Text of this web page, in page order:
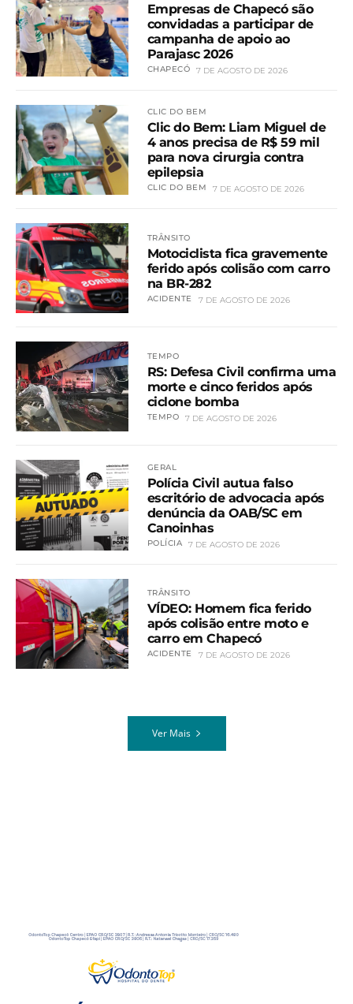
Empresas de Chapecó são
convidadas a participar de
campanha de apoio ao
Parajasc 2026
CHAPECÓ 7 DE AGOSTO DE 2026
CLIC DO BEM
Clic do Bem: Liam Miguel de
4 anos precisa de R$ 59 mil
para nova cirurgia contra
epilepsia
CLIC DO BEM 7 DE AGOSTO DE 2026
TRÂNSITO
Motociclista fica gravemente
ferido após colisão com carro
na BR-282
ACIDENTE 7 DE AGOSTO DE 2026
TEMPO
RS: Defesa Civil confirma uma
morte e cinco feridos após
ciclone bomba
TEMPO 7 DE AGOSTO DE 2026
GERAL
Polícia Civil autua falso
escritório de advocacia após
denúncia da OAB/SC em
Canoinhas
POLÍCIA 7 DE AGOSTO DE 2026
TRÂNSITO
VÍDEO: Homem fica ferido
após colisão entre moto e
carro em Chapecó
ACIDENTE 7 DE AGOSTO DE 2026
Ver Mais